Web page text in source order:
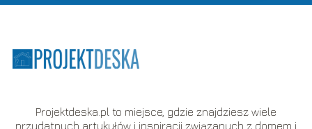
Projektdeska.pl to miejsce, gdzie znajdziesz wiele
przydatnych artykułów i inspiracji związanych z domem i